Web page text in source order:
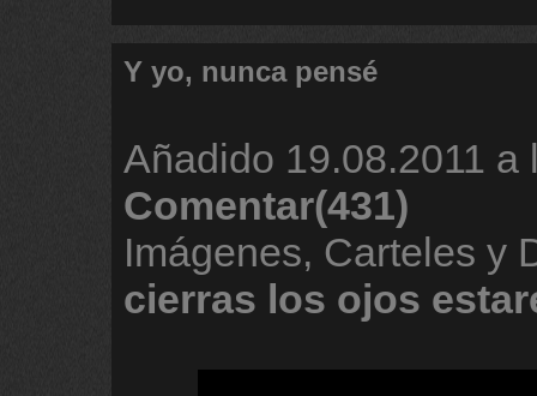
Y yo, nunca pensé
Añadido 19.08.2011 a
Comentar(431)
Imágenes, Carteles y
cierras los ojos